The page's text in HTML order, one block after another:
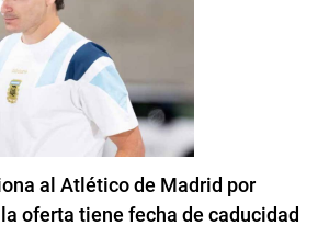
al Atlético de Madrid por
oferta tiene fecha de caducidad